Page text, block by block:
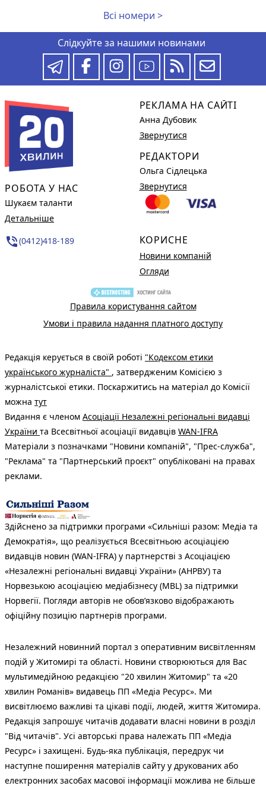
Всі номери >
Слідкуйте за нашими новинами
РОБОТА У НАС
Шукаєм таланти
Детальніше
phone_in_talk(0412)418-189
РЕКЛАМА НА САЙТІ
Анна Дубовик
Звернутися
РЕДАКТОРИ
Ольга Сідлецька
Звернутися
КОРИСНЕ
Новини компаній
Огляди
Правила користування сайтом
Умови і правила надання платного доступу
Редакція керується в своїй роботі "Кодексом етики
українського журналіста" , затвердженим Комісією з
журналістської етики. Поскаржитись на матеріал до Комісії
можна тут
Видання є членом Асоціації Незалежні регіональні видавці
України та Всесвітньої асоціації видавців WAN-IFRA
Матеріали з позначками "Новини компаній", "Прес-служба",
"Реклама" та "Партнерський проєкт" опубліковані на правах
реклами.
Здійснено за підтримки програми «Сильніші разом: Медіа та
Демократія», що реалізується Всесвітньою асоціацією
видавців новин (WAN-IFRA) у партнерстві з Асоціацією
«Незалежні регіональні видавці України» (АНРВУ) та
Норвезькою асоціацією медіабізнесу (MBL) за підтримки
Норвегії. Погляди авторів не обов’язково відображають
офіційну позицію партнерів програми.
Незалежний новинний портал з оперативним висвітленням
подій у Житомирі та області. Новини створюються для Вас
мультимедійною редакцією "20 хвилин Житомир" та «20
хвилин Романів» видавець ПП «Медіа Ресурс». Ми
висвітлюємо важливі та цікаві події, людей, життя Житомира.
Редакція запрошує читачів додавати власні новини в розділ
"Від читачів". Усі авторські права належать ПП «Медіа
Ресурс» і захищені. Будь-яка публiкацiя, передрук чи
наступне поширення матеріалів сайту у друкованих або
електронних засобах масової інформації можлива не більше